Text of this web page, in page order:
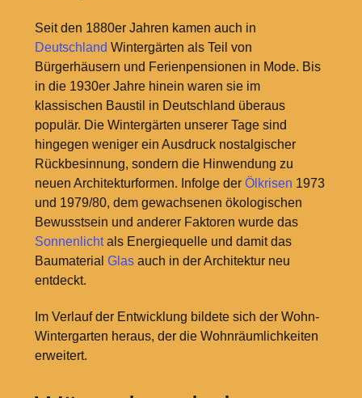
Seit den 1880er Jahren kamen auch in
Deutschland Wintergärten als Teil von
Bürgerhäusern und Ferienpensionen in Mode. Bis
in die 1930er Jahre hinein waren sie im
klassischen Baustil in Deutschland überaus
populär. Die Wintergärten unserer Tage sind
hingegen weniger ein Ausdruck nostalgischer
Rückbesinnung, sondern die Hinwendung zu
neuen Architekturformen. Infolge der Ölkrisen 1973
und 1979/80, dem gewachsenen ökologischen
Bewusstsein und anderer Faktoren wurde das
Sonnenlichtals Energiequelle und damit das
Baumaterial Glasauch in der Architektur neu
entdeckt.
Im Verlauf der Entwicklung bildete sich der Wohn-
Wintergarten heraus, der die Wohnräumlichkeiten
erweitert.